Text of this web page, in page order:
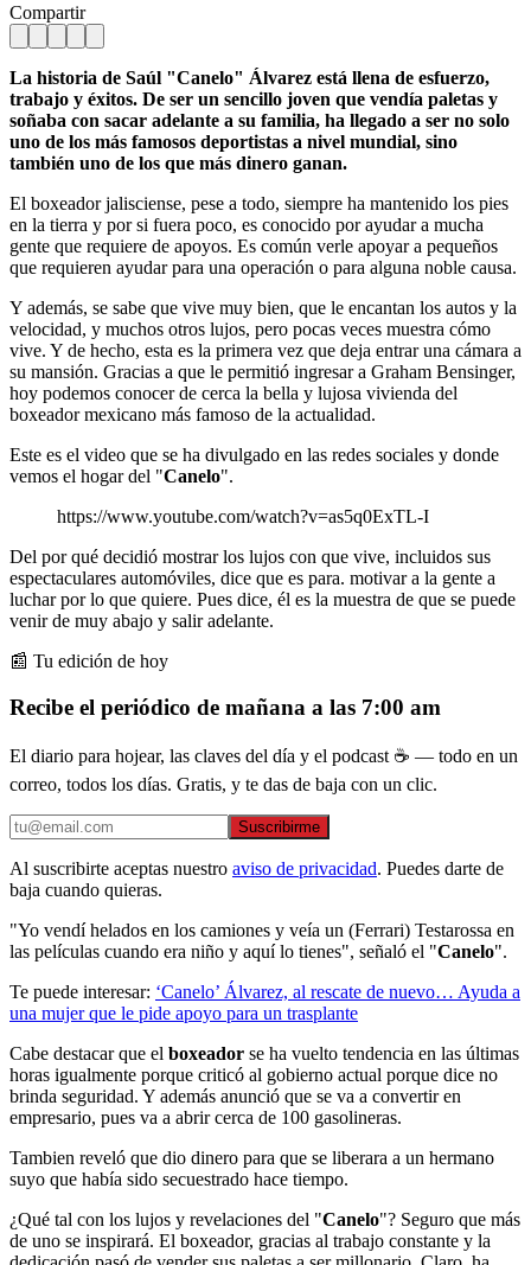
Compartir
La historia de Saúl "Canelo" Álvarez está llena de esfuerzo,
trabajo y éxitos. De ser un sencillo joven que vendía paletas y
soñaba con sacar adelante a su familia, ha llegado a ser no solo
uno de los más famosos deportistas a nivel mundial, sino
también uno de los que más dinero ganan.
El boxeador jalisciense, pese a todo, siempre ha mantenido los pies
en la tierra y por si fuera poco, es conocido por ayudar a mucha
gente que requiere de apoyos. Es común verle apoyar a pequeños
que requieren ayudar para una operación o para alguna noble causa.
Y además, se sabe que vive muy bien, que le encantan los autos y la
velocidad, y muchos otros lujos, pero pocas veces muestra cómo
vive. Y de hecho, esta es la primera vez que deja entrar una cámara a
su mansión. Gracias a que le permitió ingresar a Graham Bensinger,
hoy podemos conocer de cerca la bella y lujosa vivienda del
boxeador mexicano más famoso de la actualidad.
Este es el video que se ha divulgado en las redes sociales y donde
vemos el hogar del "Canelo".
https://www.youtube.com/watch?v=as5q0ExTL-I
Del por qué decidió mostrar los lujos con que vive, incluidos sus
espectaculares automóviles, dice que es para. motivar a la gente a
luchar por lo que quiere. Pues dice, él es la muestra de que se puede
venir de muy abajo y salir adelante.
📰 Tu edición de hoy
Recibe el periódico de mañana a las 7:00 am
El diario para hojear, las claves del día y el podcast ☕ — todo en un
correo, todos los días. Gratis, y te das de baja con un clic.
Suscribirme
Al suscribirte aceptas nuestro aviso de privacidad. Puedes darte de
baja cuando quieras.
"Yo vendí helados en los camiones y veía un (Ferrari) Testarossa en
las películas cuando era niño y aquí lo tienes", señaló el "Canelo".
Te puede interesar: ‘Canelo’ Álvarez, al rescate de nuevo… Ayuda a
una mujer que le pide apoyo para un trasplante
Cabe destacar que el boxeador se ha vuelto tendencia en las últimas
horas igualmente porque criticó al gobierno actual porque dice no
brinda seguridad. Y además anunció que se va a convertir en
empresario, pues va a abrir cerca de 100 gasolineras.
Tambien reveló que dio dinero para que se liberara a un hermano
suyo que había sido secuestrado hace tiempo.
¿Qué tal con los lujos y revelaciones del "Canelo"? Seguro que más
de uno se inspirará. El boxeador, gracias al trabajo constante y la